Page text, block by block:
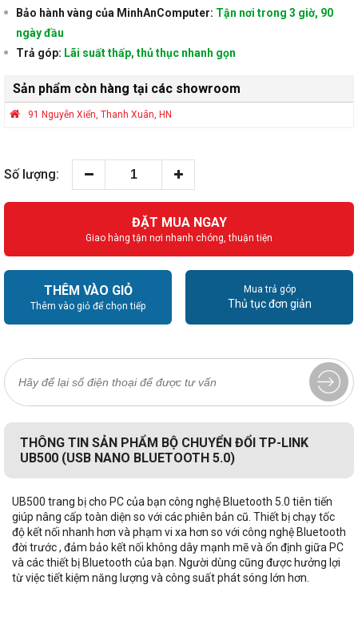
Bảo hành vàng của MinhAnComputer: Tận nơi trong 3 giờ, 90
ngày đầu
Trả góp: Lãi suất thấp, thủ thục nhanh gọn
Sản phẩm còn hàng tại các showroom
91 Nguyễn Xiển, Thanh Xuân, HN
Số lượng:
ĐẶT MUA NGAY
Giao hàng tận nơi nhanh chóng, thuận tiện
THÊM VÀO GIỎ
Thêm vào giỏ để chọn tiếp
Mua trả góp
Thủ tục đơn giản
THÔNG TIN SẢN PHẨM BỘ CHUYỂN ĐỔI TP-LINK
UB500 (USB NANO BLUETOOTH 5.0)
UB500 trang bị cho PC của bạn công nghệ Bluetooth 5.0 tiên tiến
giúp nâng cấp toàn diện so với các phiên bản cũ. Thiết bị chạy tốc
độ kết nối nhanh hơn và phạm vi xa hơn so với công nghệ Bluetooth
đời trước , đảm bảo kết nối không dây mạnh mẽ và ổn định giữa PC
và các thiết bị Bluetooth của bạn. Người dùng cũng được hưởng lợi
từ việc tiết kiệm năng lượng và công suất phát sóng lớn hơn.